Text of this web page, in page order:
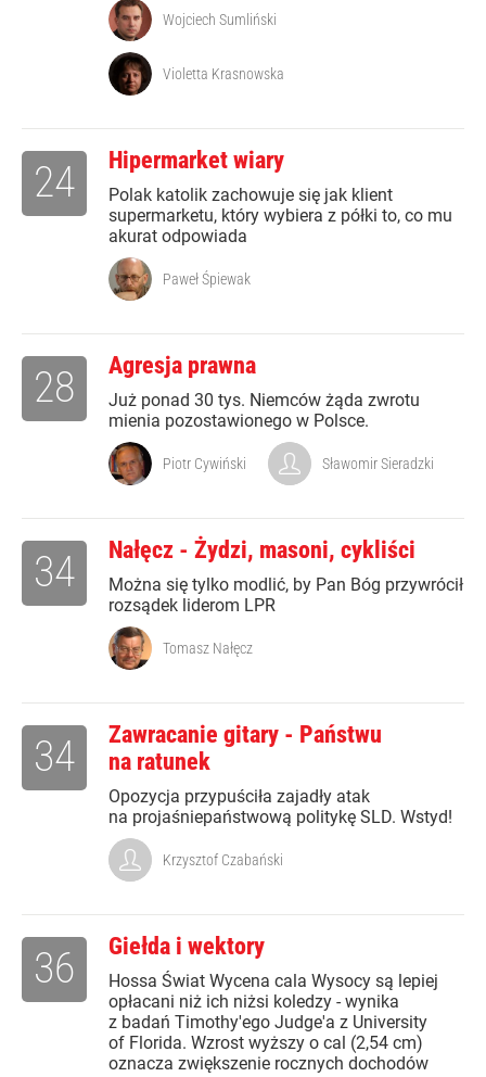
Wojciech Sumliński
Violetta Krasnowska
Hipermarket wiary
Polak katolik zachowuje się jak klient
supermarketu, który wybiera z półki to, co mu
akurat odpowiada
24
Paweł Śpiewak
Agresja prawna
Już ponad 30 tys. Niemców żąda zwrotu
mienia pozostawionego w Polsce.
28
Piotr Cywiński Sławomir Sieradzki
Nałęcz - Żydzi, masoni, cykliści
Można się tylko modlić, by Pan Bóg przywrócił
rozsądek liderom LPR
34
Tomasz Nałęcz
Zawracanie gitary - Państwu
na ratunek
Opozycja przypuściła zajadły atak
na projaśniepaństwową politykę SLD. Wstyd!
34
Krzysztof Czabański
Giełda i wektory
Hossa Świat Wycena cala Wysocy są lepiej
opłacani niż ich niżsi koledzy - wynika
z badań Timothy'ego Judge'a z University
of Florida. Wzrost wyższy o cal (2,54 cm)
oznacza zwiększenie rocznych dochodów
36